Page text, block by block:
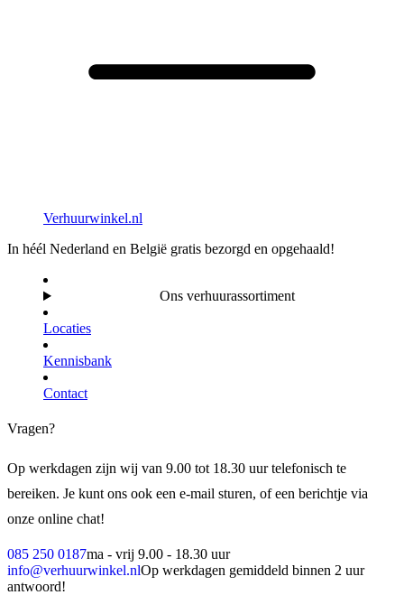
Verhuurwinkel.nl
In héél Nederland en België gratis bezorgd en opgehaald!
Ons verhuurassortiment
Locaties
Kennisbank
Contact
Vragen?
Op werkdagen zijn wij van 9.00 tot 18.30 uur telefonisch te
bereiken. Je kunt ons ook een e-mail sturen, of een berichtje via
onze online chat!
085 250 0187ma - vrij 9.00 - 18.30 uur
info@verhuurwinkel.nlOp werkdagen gemiddeld binnen 2 uur
antwoord!